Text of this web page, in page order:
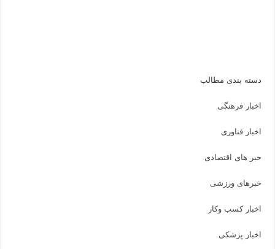
دسته بندی مطالب
اخبار فرهنگی
اخبار فناوری
خبر های اقتصادی
خبرهای ورزشی
اخبار کسب وکار
اخبار پزشکی